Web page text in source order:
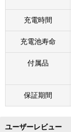
充電時間
充電池寿命
付属品
保証期間
ユーザーレビュー